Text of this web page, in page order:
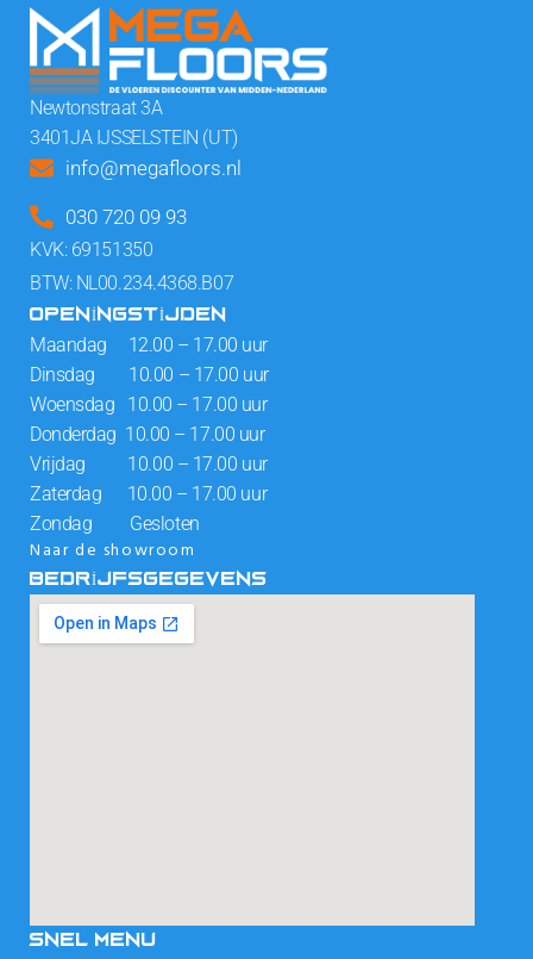
Newtonstraat 3A
3401JA IJSSELSTEIN (UT)
info@megafloors.nl
030 720 09 93
KVK: 69151350
BTW: NL00.234.4368.B07
OPENINGSTIJDEN
Maandag 12.00 – 17.00 uur
Dinsdag 10.00 – 17.00 uur
Woensdag 10.00 – 17.00 uur
Donderdag 10.00 – 17.00 uur
Vrijdag 10.00 – 17.00 uur
Zaterdag 10.00 – 17.00 uur
Zondag Gesloten
Naar de showroom
BEDRIJFSGEGEVENS
SNEL MENU